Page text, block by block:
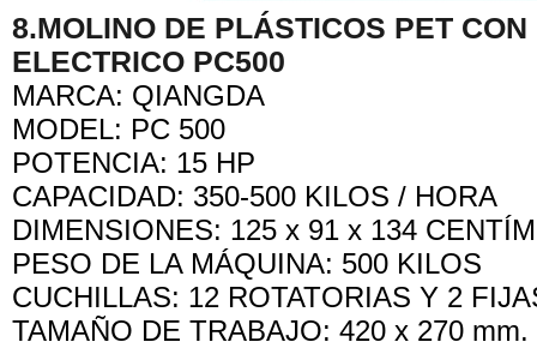
8.MOLINO DE PLÁSTICOS PET CON
ELECTRICO PC500
MARCA: QIANGDA
MODEL: PC 500
POTENCIA: 15 HP
CAPACIDAD: 350-500 KILOS / HORA
DIMENSIONES: 125 x 91 x 134
PESO DE LA MÁQUINA: 500 KILOS
CUCHILLAS: 12 ROTATORIAS Y 2
TAMAÑO DE TRABAJO: 420 x 270 mm.